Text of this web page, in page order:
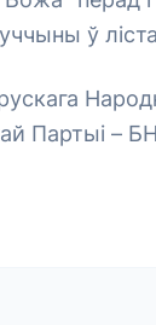
ў
Партыі –